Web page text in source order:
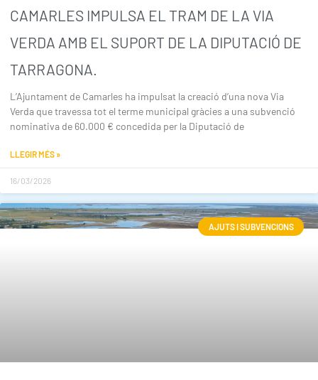
CAMARLES IMPULSA EL TRAM DE LA VIA
VERDA AMB EL SUPORT DE LA DIPUTACIÓ DE
TARRAGONA.
L’Ajuntament de Camarles ha impulsat la creació d’una nova Via
Verda que travessa tot el terme municipal gràcies a una subvenció
nominativa de 60.000 € concedida per la Diputació de
LLEGIR MÉS »
16/03/2026
AJUTS I SUBVENCIONS